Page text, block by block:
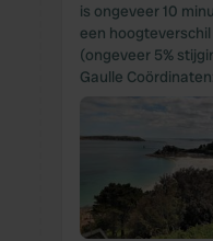
is ongeveer 10
een
(ongeveer 5%
Gaulle